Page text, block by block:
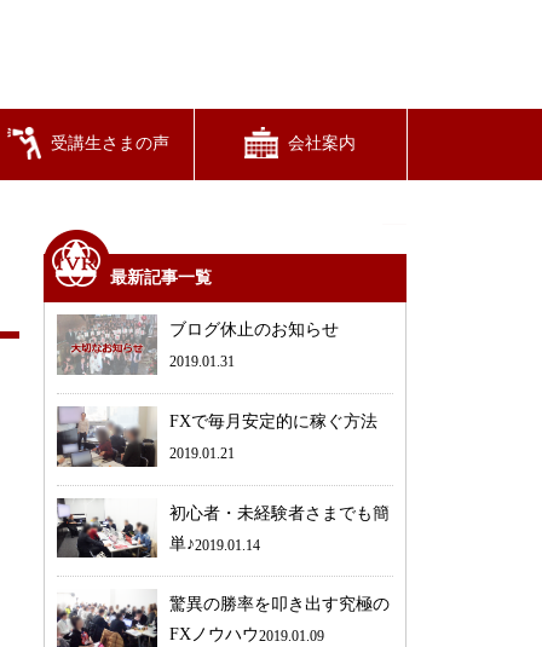
最新記事一覧
ブログ休止のお知らせ
2019.01.31
FXで毎月安定的に稼ぐ方法
2019.01.21
初心者・未経験者さまでも簡
単♪2019.01.14
驚異の勝率を叩き出す究極の
FXノウハウ2019.01.09
受講生さまの声 会社案内